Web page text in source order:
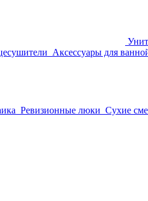
Аксессуары для
Ревизионные люки Сухие